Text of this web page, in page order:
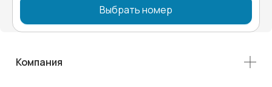
Выбрать номер
Компания